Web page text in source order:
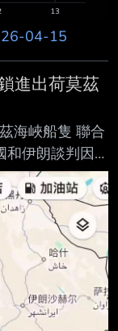
04-15
進出荷莫茲
海峽船隻 聯合
和伊朗談判因
統隨後發文表
世界最精銳的美
荷莫茲海峽的
9437286?
甚麼意